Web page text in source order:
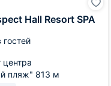
Hall Resort SPA
гостей
пляж" 813 м